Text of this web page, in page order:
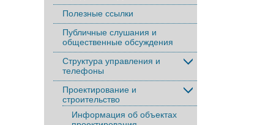
Полезные ссылки
Публичные слушания и
общественные обсуждения
Структура управления и
телефоны
Проектирование и
строительство
Информация об объектах